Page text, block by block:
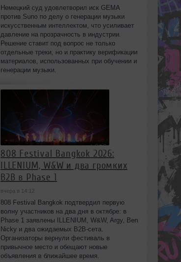
Немецкий суд удовлетворил иск GEMA
против Suno по делу о генерации музыки
искусственным интеллектом, что усиливает
давление на прозрачность в индустрии.
Решение ставит под вопрос не только
отдельные треки, но и практику верификации
материалов, использованных при обучении и
генерации музыки.
808 Festival Bangkok 2026:
ILLENIUM, W&W и два громких
B2B в Phase 1
вчера в 14:12
808 Festival Bangkok подтвердил первую
волну участников на два дня в октябре: в
Phase 1 заявлены ILLENIUM, W&W, Argy, Ben
Nicky и два ожидаемых B2B-сета.
Организаторы вернули фестиваль в
привычное место и обещают новые
объявления в ближайшее время.